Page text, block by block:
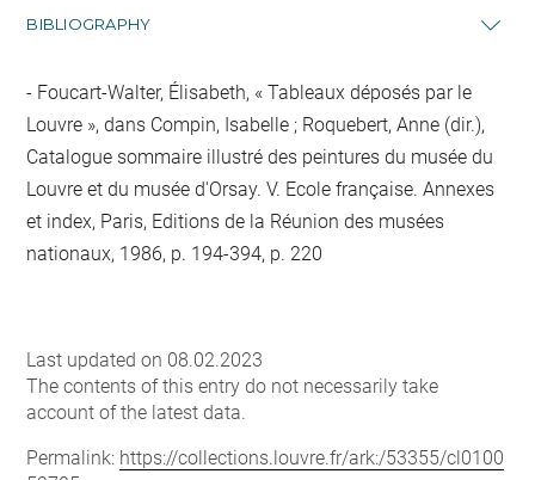
BIBLIOGRAPHY
Foucart-Walter, Élisabeth, « Tableaux déposés par le
Louvre », dans Compin, Isabelle ; Roquebert, Anne (dir.),
Catalogue sommaire illustré des peintures du musée du
Louvre et du musée d'Orsay. V. Ecole française. Annexes
et index, Paris, Editions de la Réunion des musées
nationaux, 1986, p. 194-394, p. 220
Last updated on 08.02.2023
The contents of this entry do not necessarily take
account of the latest data.
Permalink: https://collections.louvre.fr/ark:/53355/cl0100